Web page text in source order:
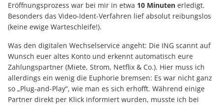
Eröffnungsprozess war bei mir in etwa 10 Minuten erledigt.
Besonders das Video-Ident-Verfahren lief absolut reibungslos
(keine ewige Warteschleife!).
Was den digitalen Wechselservice angeht: Die ING scannt auf
Wunsch euer altes Konto und erkennt automatisch eure
Zahlungspartner (Miete, Strom, Netflix & Co.). Hier muss ich
allerdings ein wenig die Euphorie bremsen: Es war nicht ganz
so „Plug-and-Play“, wie man es sich erhofft. Während einige
Partner direkt per Klick informiert wurden, musste ich bei